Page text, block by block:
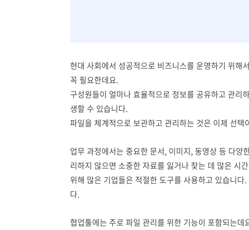
현대 사회에서 성공적으로 비즈니스를 운영하기 위해
꼭 필요한데요.
구성원들이 얼마나 효율적으로 정보를 공유하고 관리
생할 수 있습니다.
파일을 체계적으로 보관하고 관리하는 것은 이제 선택
업무 과정에서는 중요한 문서, 이미지, 동영상 등 다
리하지 않으면 소중한 자료를 잃거나 찾는 데 많은 시
위해 많은 기업들은 적절한 도구를 사용하고 있습니
다.
협업툴에는 주로 파일 관리를 위한 기능이 포함되는